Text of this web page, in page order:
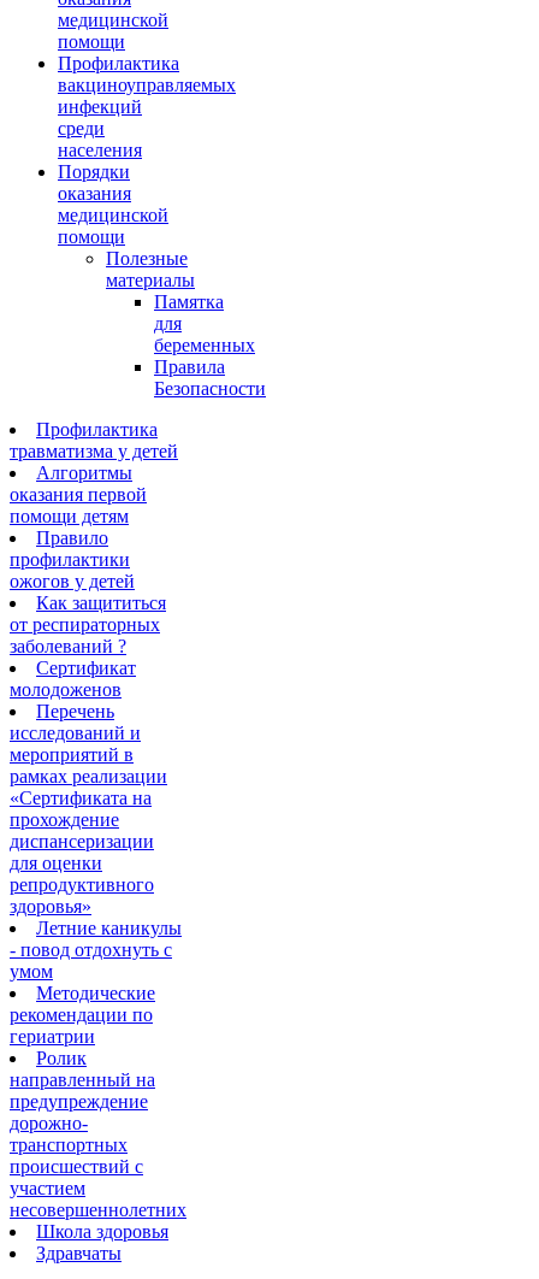
медицинской
помощи
Профилактика
вакциноуправляемых
инфекций
среди
населения
Порядки
оказания
медицинской
помощи
Полезные
материалы
Памятка
для
беременных
Правила
Безопасности
Профилактика
травматизма у детей
Алгоритмы
оказания первой
помощи детям
Правило
профилактики
ожогов у детей
Как защититься
от респираторных
заболеваний ?
Сертификат
молодоженов
Перечень
исследований и
мероприятий в
рамках реализации
«Сертификата на
прохождение
диспансеризации
для оценки
репродуктивного
здоровья»
Летние каникулы
- повод отдохнуть с
умом
Методические
рекомендации по
гериатрии
Ролик
направленный на
предупреждение
дорожно-
транспортных
происшествий с
участием
несовершеннолетних
Школа здоровья
Здравчаты